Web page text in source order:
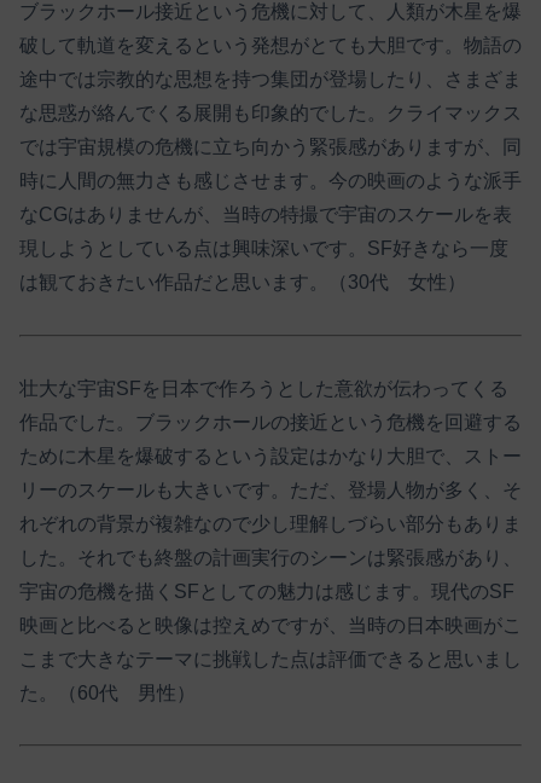
ブラックホール接近という危機に対して、人類が木星を爆
破して軌道を変えるという発想がとても大胆です。物語の
途中では宗教的な思想を持つ集団が登場したり、さまざま
な思惑が絡んでくる展開も印象的でした。クライマックス
では宇宙規模の危機に立ち向かう緊張感がありますが、同
時に人間の無力さも感じさせます。今の映画のような派手
なCGはありませんが、当時の特撮で宇宙のスケールを表
現しようとしている点は興味深いです。SF好きなら一度
は観ておきたい作品だと思います。（30代 女性）
壮大な宇宙SFを日本で作ろうとした意欲が伝わってくる
作品でした。ブラックホールの接近という危機を回避する
ために木星を爆破するという設定はかなり大胆で、ストー
リーのスケールも大きいです。ただ、登場人物が多く、そ
れぞれの背景が複雑なので少し理解しづらい部分もありま
した。それでも終盤の計画実行のシーンは緊張感があり、
宇宙の危機を描くSFとしての魅力は感じます。現代のSF
映画と比べると映像は控えめですが、当時の日本映画がこ
こまで大きなテーマに挑戦した点は評価できると思いまし
た。（60代 男性）